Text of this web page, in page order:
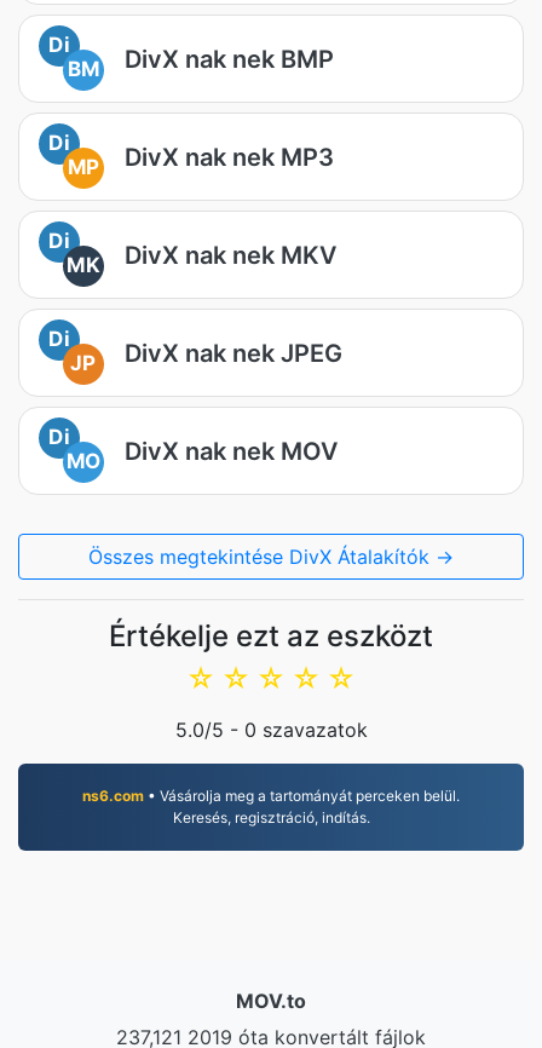
Di
BM
DivX nak nek BMP
Di
MP
DivX nak nek MP3
Di
MK
DivX nak nek MKV
Di
JP
DivX nak nek JPEG
Di
MO
DivX nak nek MOV
Összes megtekintése DivX Átalakítók →
Értékelje ezt az eszközt
☆
☆
☆
☆
☆
5.0/5 - 0 szavazatok
ns6.com • Vásárolja meg a tartományát perceken belül.
Keresés, regisztráció, indítás.
MOV.to
237,121 2019 óta konvertált fájlok